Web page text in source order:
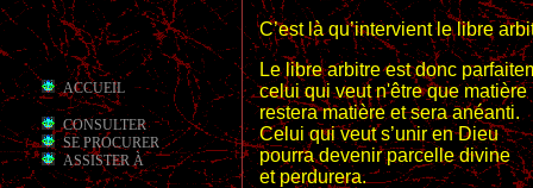
ACCUEIL
CONSULTER
SE PROCURER
ASSISTER À
C’est là qu’intervient le libre
Le libre arbitre est donc
celui qui veut n'être que matière
restera matière et sera anéanti.
Celui qui veut s’unir en Dieu
pourra devenir parcelle divine
et perdurera.